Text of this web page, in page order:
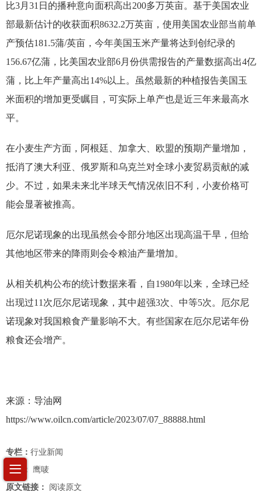
比3月31日的播种意向面积高出200多万英亩。基于美国农业
部最新估计的收获面积8632.2万英亩，使用美国农业部当前单
产预估181.5蒲/英亩，今年美国玉米产量将达到创纪录的
156.67亿蒲，比美国农业部6月份供需报告的产量数据高出4亿
蒲，比上年产量高出14%以上。虽然最新的种植报告美国玉
米面积的增加更受瞩目，可实际上单产也是近三年来最高水
平。
在小麦生产方面，阿根廷、加拿大、欧盟的预期产量增加，
抵消了澳大利亚、俄罗斯和乌克兰对全球小麦贸易贡献的减
少。不过，如果未来北半球天气情况依旧不利，小麦价格可
能会显著被推高。
厄尔尼诺现象的出现虽然会令部分地区出现高温干旱，但给
其他地区带来的降雨则会令粮油产量增加。
从相关机构公布的统计数据来看，自1980年以来，全球已经
出现过11次厄尔尼诺现象，其中超强3次、中等5次。厄尔尼
诺现象对我国粮食产量影响不大。有些国家在厄尔尼诺年份
粮食还会增产。
来源：导油网
https://www.oilcn.com/article/2023/07/07_88888.html
专栏： 行业新闻
作者：
鹰唛
原文链接：
阅读原文